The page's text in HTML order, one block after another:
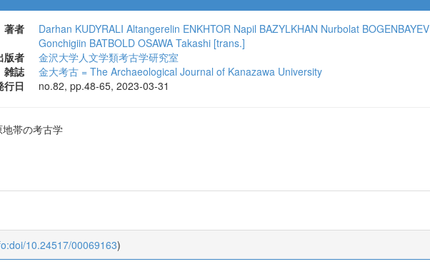
著者 Darhan KUDYRALI Altangerelin ENKHTOR Napil BAZYLKHAN Nurbolat BOGENBAYEV
Gonchigiin BATBOLD OSAWA Takashi [trans.]
版者
金沢大学人文学類考古学研究室
雑誌
金大考古 = The Archaeological Journal of Kanazawa University
行日
no.82, pp.48-65, 2023-03-31
帯の考古学
10.24517/00069163)